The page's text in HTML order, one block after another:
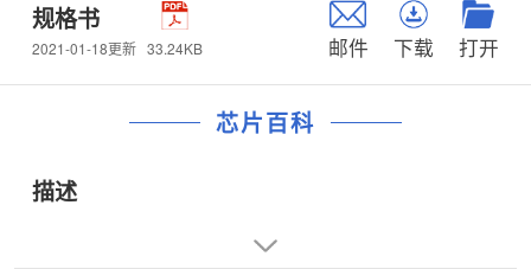
规格书
2021-01-18更新 33.24KB 邮件 下载 打开
芯片百科
描述